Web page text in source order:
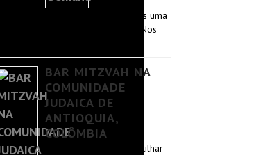
Começamos uma
nova era na Torá: a era da Mitzvá. Nos
BAR MITZVAH NA
COMUNIDADE
JUDAICA DE
ANTIOQUIA,
COLÔMBIA
Temos o prazer de partilhar